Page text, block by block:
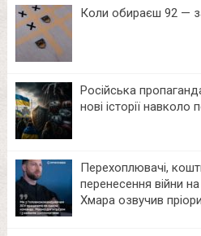
Коли обираєш 92 —
Російська
нові історії навколо
Перехоплювачі,
перенесення війни на
Хмара озвучив